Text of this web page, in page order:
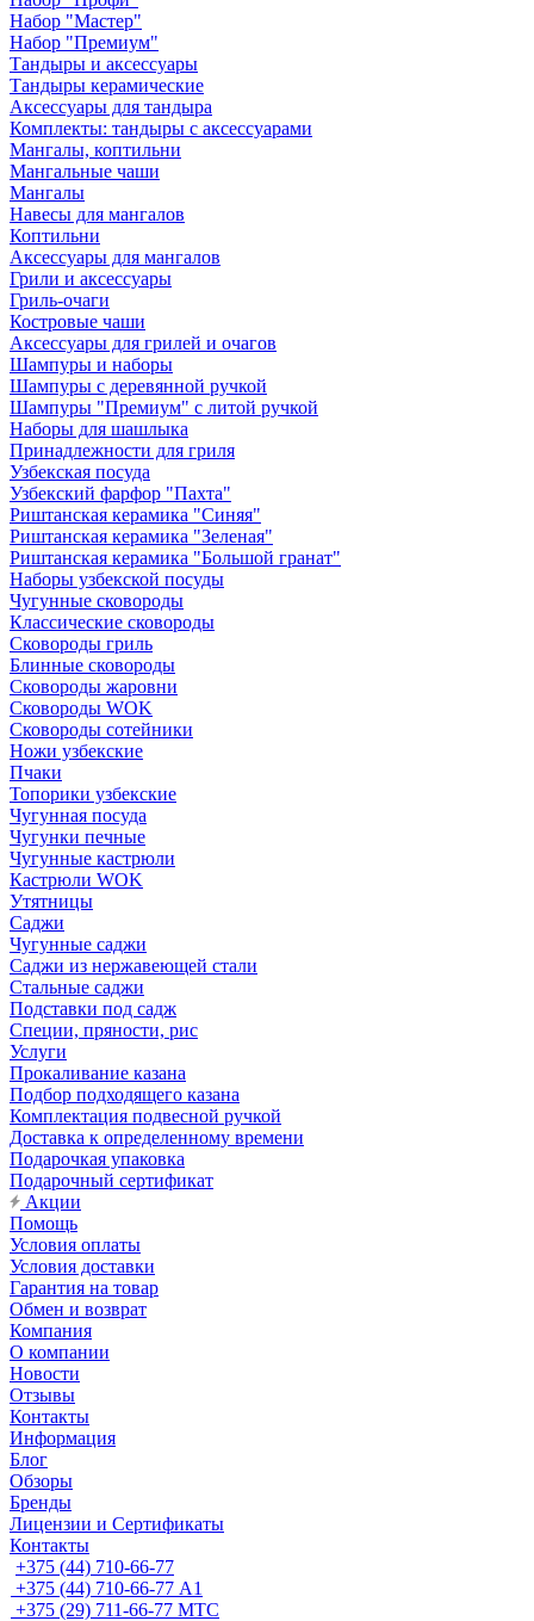
Набор "Мастер"
Набор "Премиум"
Тандыры и аксессуары
Тандыры керамические
Аксессуары для тандыра
Комплекты: тандыры с аксессуарами
Мангалы, коптильни
Мангальные чаши
Мангалы
Навесы для мангалов
Коптильни
Аксессуары для мангалов
Грили и аксессуары
Гриль-очаги
Костровые чаши
Аксессуары для грилей и очагов
Шампуры и наборы
Шампуры с деревянной ручкой
Шампуры "Премиум" с литой ручкой
Наборы для шашлыка
Принадлежности для гриля
Узбекская посуда
Узбекский фарфор "Пахта"
Риштанская керамика "Синяя"
Риштанская керамика "Зеленая"
Риштанская керамика "Большой гранат"
Наборы узбекской посуды
Чугунные сковороды
Классические сковороды
Сковороды гриль
Блинные сковороды
Сковороды жаровни
Сковороды WOK
Сковороды сотейники
Ножи узбекские
Пчаки
Топорики узбекские
Чугунная посуда
Чугунки печные
Чугунные кастрюли
Кастрюли WOK
Утятницы
Саджи
Чугунные саджи
Саджи из нержавеющей стали
Стальные саджи
Подставки под садж
Специи, пряности, рис
Услуги
Прокаливание казана
Подбор подходящего казана
Комплектация подвесной ручкой
Доставка к определенному времени
Подарочкая упаковка
Подарочный сертификат
Акции
Помощь
Условия оплаты
Условия доставки
Гарантия на товар
Обмен и возврат
Компания
О компании
Новости
Отзывы
Контакты
Информация
Блог
Обзоры
Бренды
Лицензии и Сертификаты
Контакты
+375 (44) 710-66-77
+375 (44) 710-66-77 А1
+375 (29) 711-66-77 МТС